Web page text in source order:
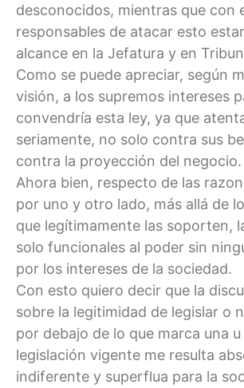
desconocidos, mientras que con
responsables de atacar esto
alcance en la Jefatura y en
Como se puede apreciar, según
visión, a los supremos intereses
convendría esta ley, ya que
seriamente, no solo contra sus
contra la proyección del negocio.
Ahora bien, respecto de las
por uno y otro lado, más allá de
que legítimamente las soporten,
solo funcionales al poder sin
por los intereses de la sociedad.
Con esto quiero decir que la
sobre la legitimidad de legislar o
por debajo de lo que marca una
legislación vigente me resulta
indiferente y superflua para la